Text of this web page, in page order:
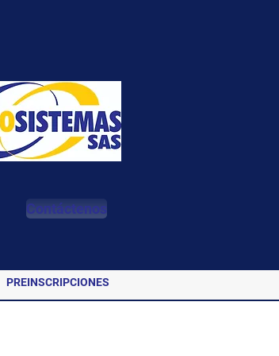
Contáctenos
PREINSCRIPCIONES